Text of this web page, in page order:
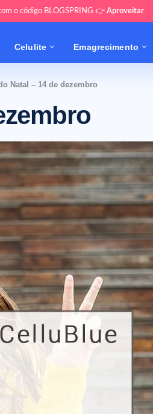
o código BLOGSPRING 👉 Aproveitar
Celulite Emagrecimento
Natal – 14 de dezembro